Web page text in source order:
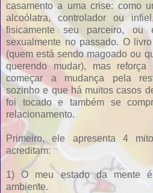
casamento a uma crise: como
alcoólatra, controlador ou
fisicamente seu parceiro, ou
sexualmente no passado. O
(quem está sendo magoado ou
querendo mudar), mas
começar a mudança pela
sozinho e que há muitos casos
foi tocado e também se
relacionamento.
Primeiro, ele apresenta 4
acreditam:
1) O meu estado da mente
ambiente.